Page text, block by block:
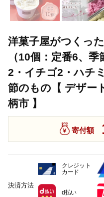
洋菓子屋がつくっ
（10個：定番6、
2・イチゴ2・ハチ
節のもの【 デザー
柄市 】
寄付額
決済方法
クレジット
カード
d払い